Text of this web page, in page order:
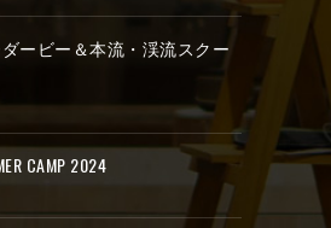
ービー＆本流・渓流スクー
CAMP 2024